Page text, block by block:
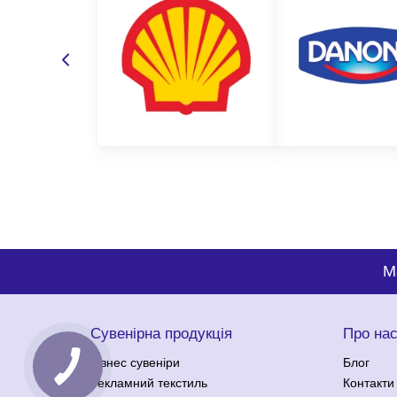
видом декору, який вас цікавить;
кількістю партії;
методом нанесення;
бажаним терміном виготовлення;
бюджетом замовлення.
Сувенірна продукція
Бізнес сувеніри
Рекламний текстиль
Про нас
Блог
Контакти